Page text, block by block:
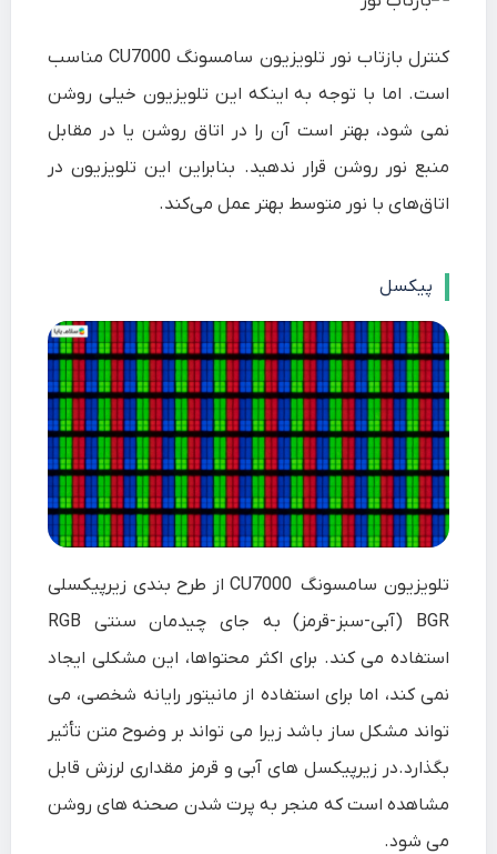
کنترل بازتاب نور تلویزیون سامسونگ CU7000 مناسب
است. اما با توجه به اینکه این تلویزیون خیلی روشن
نمی شود، بهتر است آن را در اتاق روشن یا در مقابل
منبع نور روشن قرار ندهید. بنابراین این تلویزیون در
اتاق‌های با نور متوسط بهتر عمل می‌کند.
پیکسل
تلویزیون سامسونگ CU7000 از طرح بندی زیرپیکسلی
BGR (آبی-سبز-قرمز) به جای چیدمان سنتی RGB
استفاده می کند. برای اکثر محتواها، این مشکلی ایجاد
نمی کند، اما برای استفاده از مانیتور رایانه شخصی، می
تواند مشکل ساز باشد زیرا می تواند بر وضوح متن تأثیر
بگذارد.در زیرپیکسل های آبی و قرمز مقداری لرزش قابل
مشاهده است که منجر به پرت شدن صحنه های روشن
می شود.